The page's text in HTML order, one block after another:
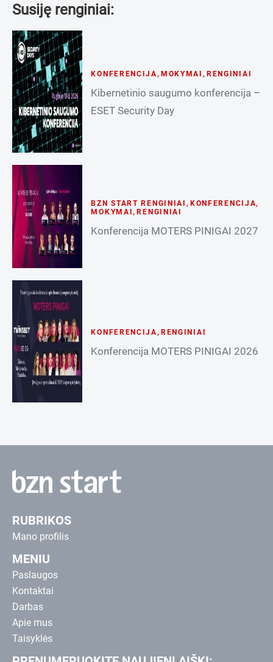
Susiję renginiai:
KONFERENCIJA , MOKYMAI , RENGINIAI
Kibernetinio saugumo konferencija –
ESET Security Day
BZN START RENGINIAI , KONFERENCIJA,
MOKYMAI ,RENGINIAI
Konferencija MOTERS PINIGAI 2027
KONFERENCIJA, RENGINIAI
Konferencija MOTERS PINIGAI 2026
RUBRIKOS
Mano profilis
MENIU
Paslaugos
Kontaktai
Darbas
Apie mus
Taisyklės